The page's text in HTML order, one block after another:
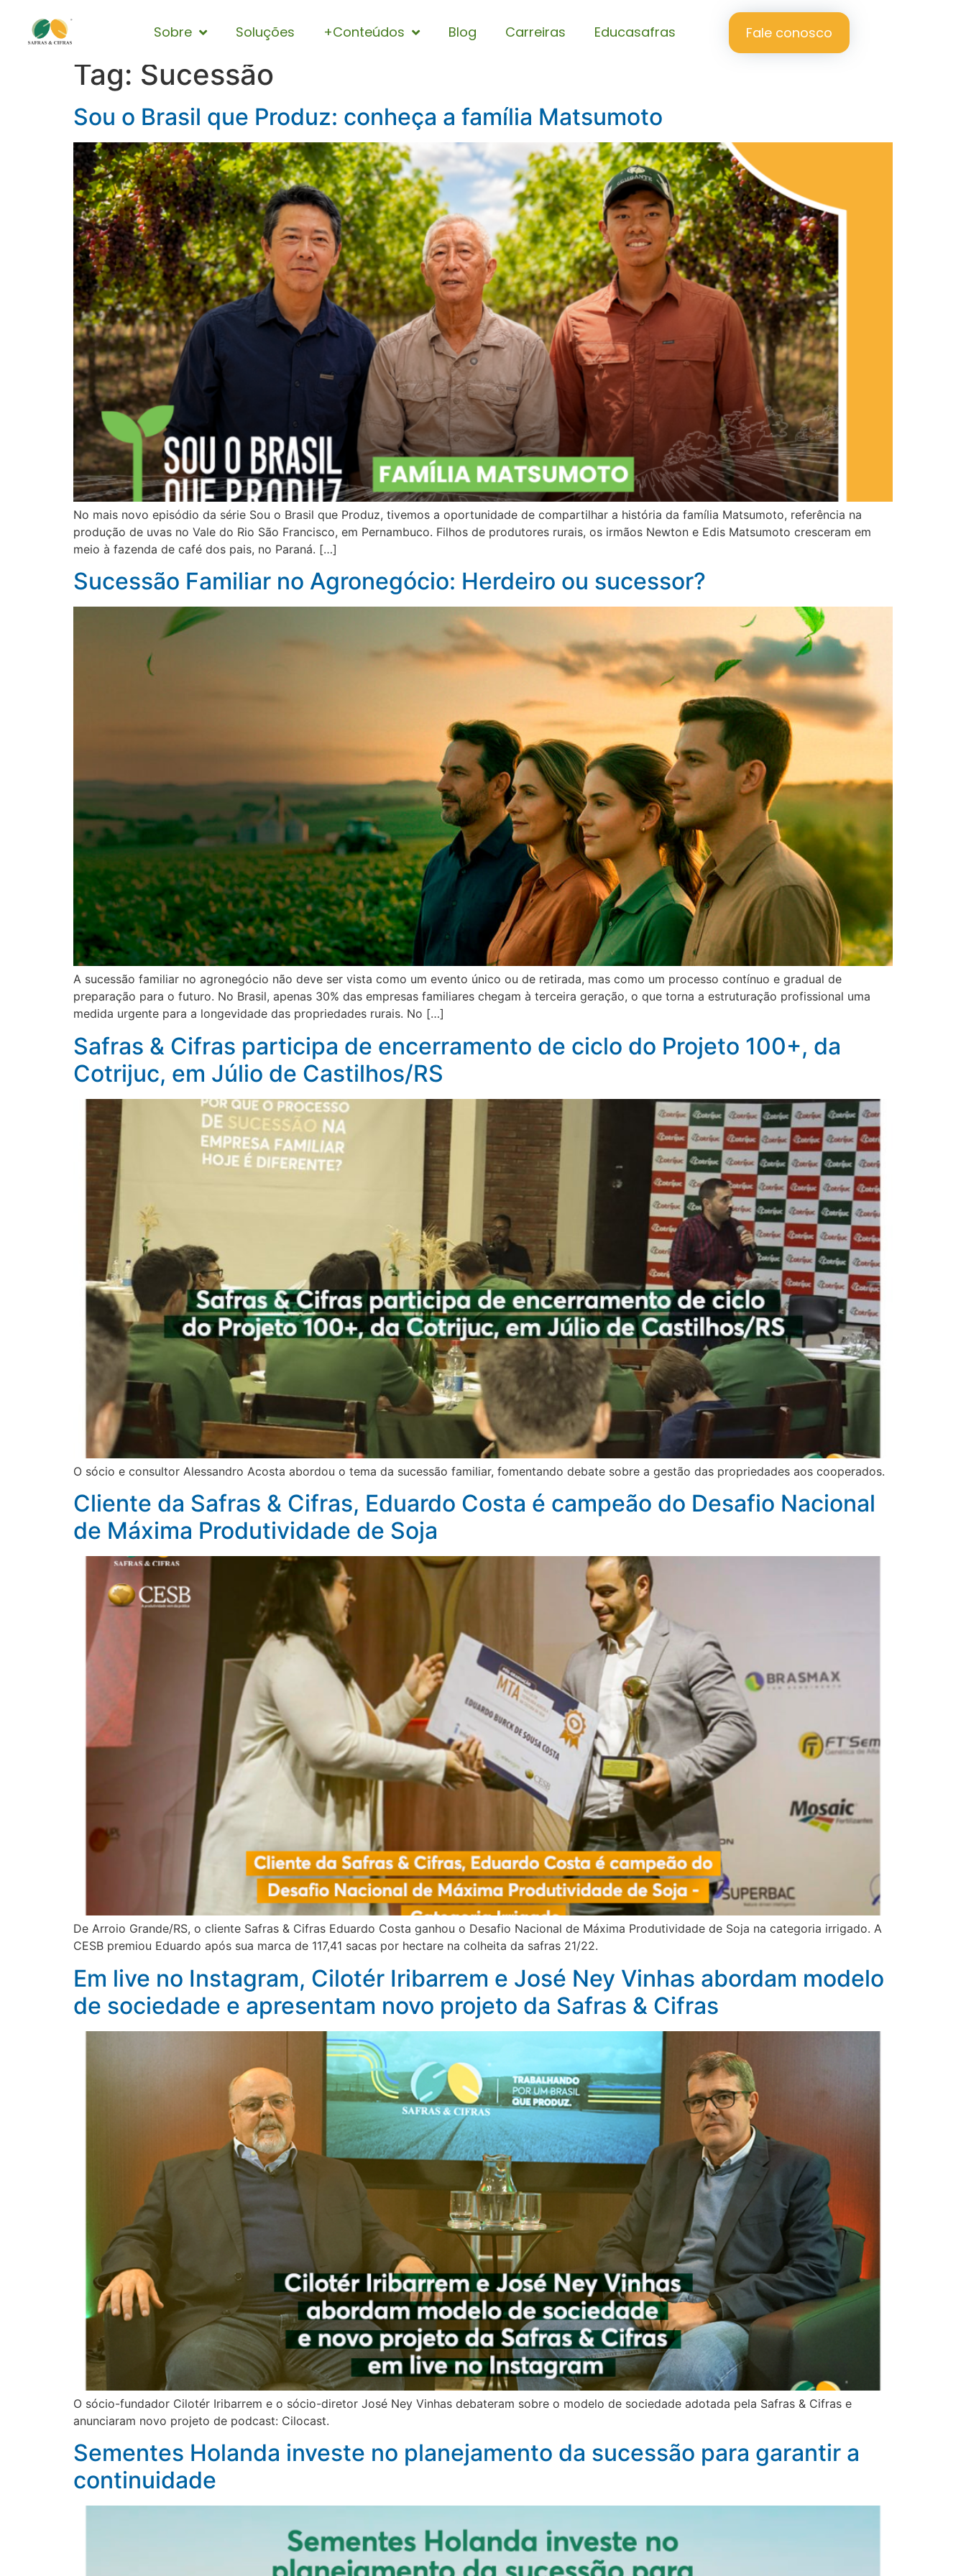
Sobre Soluções +Conteúdos Blog Carreiras Educasafras Fale conosco
Tag: Sucessão
Sou o Brasil que Produz: conheça a família Matsumoto
No mais novo episódio da série Sou o Brasil que Produz, tivemos a oportunidade de compartilhar a história da família Matsumoto, referência na
produção de uvas no Vale do Rio São Francisco, em Pernambuco. Filhos de produtores rurais, os irmãos Newton e Edis Matsumoto cresceram em
meio à fazenda de café dos pais, no Paraná. […]
Sucessão Familiar no Agronegócio: Herdeiro ou sucessor?
A sucessão familiar no agronegócio não deve ser vista como um evento único ou de retirada, mas como um processo contínuo e gradual de
preparação para o futuro. No Brasil, apenas 30% das empresas familiares chegam à terceira geração, o que torna a estruturação profissional uma
medida urgente para a longevidade das propriedades rurais. No […]
Safras & Cifras participa de encerramento de ciclo do Projeto 100+, da
Cotrijuc, em Júlio de Castilhos/RS
O sócio e consultor Alessandro Acosta abordou o tema da sucessão familiar, fomentando debate sobre a gestão das propriedades aos cooperados.
Cliente da Safras & Cifras, Eduardo Costa é campeão do Desafio Nacional
de Máxima Produtividade de Soja
De Arroio Grande/RS, o cliente Safras & Cifras Eduardo Costa ganhou o Desafio Nacional de Máxima Produtividade de Soja na categoria irrigado. A
CESB premiou Eduardo após sua marca de 117,41 sacas por hectare na colheita da safras 21/22.
Em live no Instagram, Cilotér Iribarrem e José Ney Vinhas abordam modelo
de sociedade e apresentam novo projeto da Safras & Cifras
O sócio-fundador Cilotér Iribarrem e o sócio-diretor José Ney Vinhas debateram sobre o modelo de sociedade adotada pela Safras & Cifras e
anunciaram novo projeto de podcast: Cilocast.
Sementes Holanda investe no planejamento da sucessão para garantir a
continuidade